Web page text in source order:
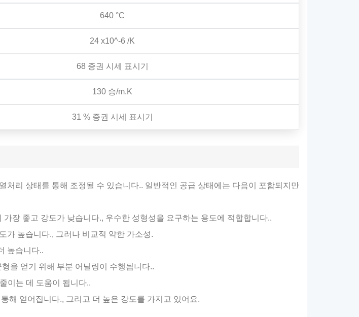
640 °C
24 x10^-6 /K
68 증권 시세 표시기
130 승/m.K
31 % 증권 시세 표시기
리 상태를 통해 조정될 수 있습니다.. 일반적인 공급 상태에는 다음이 포함되지만
장 좋고 강도가 낮습니다., 우수한 성형성을 요구하는 용도에 적합합니다..
가 높습니다., 그러나 비교적 약한 가소성.
높습니다..
을 얻기 위해 부분 어닐링이 수행됩니다..
이는 데 도움이 됩니다..
해 얻어집니다., 그리고 더 높은 강도를 가지고 있어요.